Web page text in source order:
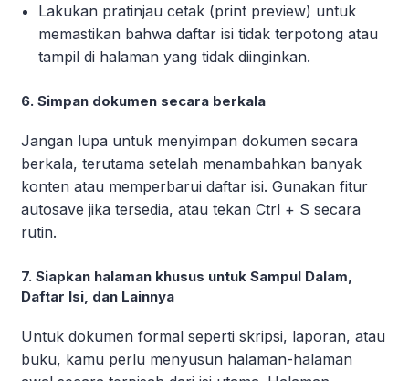
Lakukan pratinjau cetak (print preview) untuk
memastikan bahwa daftar isi tidak terpotong atau
tampil di halaman yang tidak diinginkan.
6. Simpan dokumen secara berkala
Jangan lupa untuk menyimpan dokumen secara
berkala, terutama setelah menambahkan banyak
konten atau memperbarui daftar isi. Gunakan fitur
autosave jika tersedia, atau tekan Ctrl + S secara
rutin.
7. Siapkan halaman khusus untuk Sampul Dalam,
Daftar Isi, dan Lainnya
Untuk dokumen formal seperti skripsi, laporan, atau
buku, kamu perlu menyusun halaman-halaman